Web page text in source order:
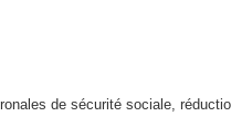
de sécurité sociale,